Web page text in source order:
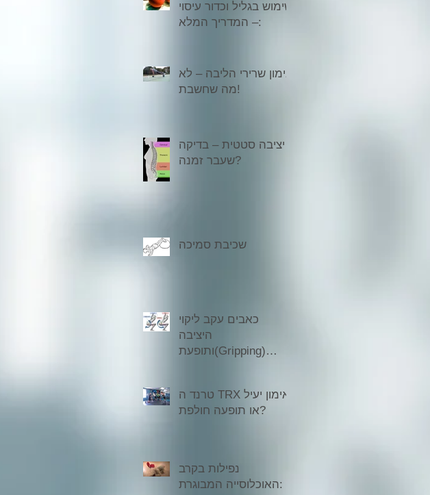
שימוש בגליל וכדור עיסוי
– המדריך המלא:
אימון שרירי הליבה – לא
מה שחשבת!
יציבה סטטית – בדיקה
שעבר זמנה?
שכיבת סמיכה
כאבים עקב ליקוי
היציבה
ותופעת(Gripping)
טרנד ה TRX אימון יעיל
או תופעה חולפת?
נפילות בקרב
האוכלוסייה המבוגרת: